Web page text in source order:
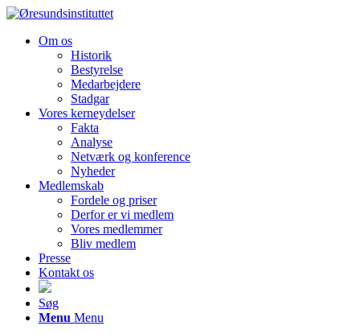
Om os
Historik
Bestyrelse
Medarbejdere
Stadgar
Vores kerneydelser
Fakta
Analyse
Netværk og konference
Nyheder
Medlemskab
Fordele og priser
Derfor er vi medlem
Vores medlemmer
Bliv medlem
Presse
Kontakt os
Søg
Menu Menu